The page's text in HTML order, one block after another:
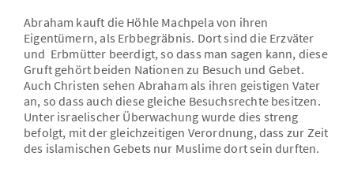
Abraham kauft die Höhle Machpela von ihren
Eigentümern, als Erbbegräbnis. Dort sind die Erzväter
und Erbmütter beerdigt, so dass man sagen kann, diese
Gruft gehört beiden Nationen zu Besuch und Gebet.
Auch Christen sehen Abraham als ihren geistigen Vater
an, so dass auch diese gleiche Besuchsrechte besitzen.
Unter israelischer Überwachung wurde dies streng
befolgt, mit der gleichzeitigen Verordnung, dass zur Zeit
des islamischen Gebets nur Muslime dort sein durften.